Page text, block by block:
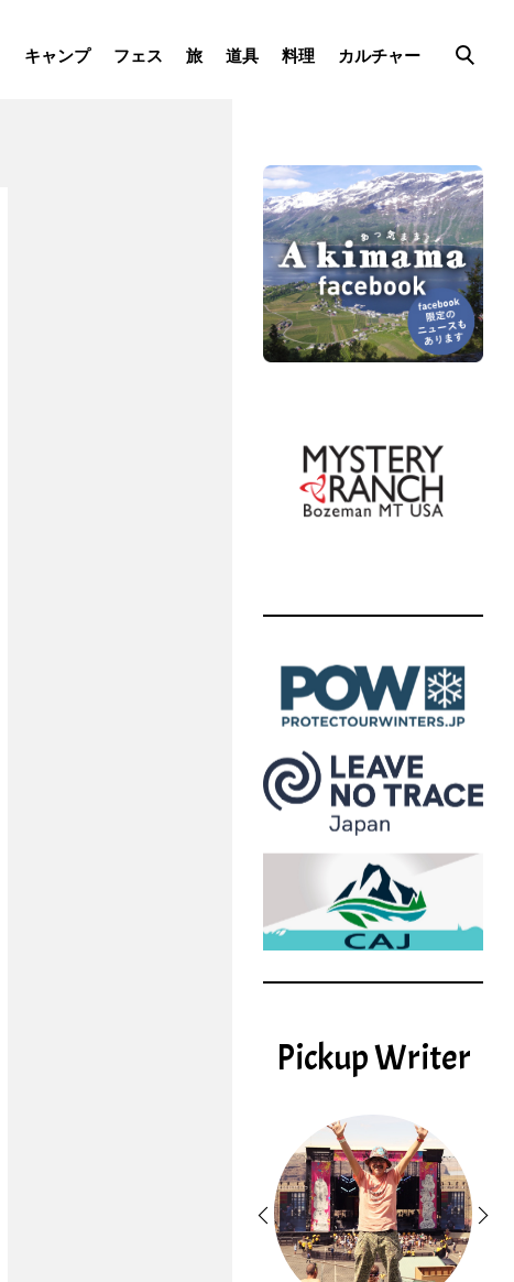
キャンプ フェス 旅 道具 料理 カルチャー
Pickup Writer